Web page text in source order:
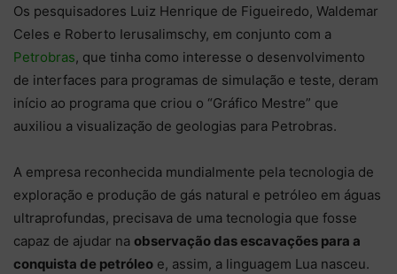
Os pesquisadores Luiz Henrique de Figueiredo, Waldemar
Celes e Roberto Ierusalimschy, em conjunto com a
Petrobras, que tinha como interesse o desenvolvimento
de interfaces para programas de simulação e teste, deram
início ao programa que criou o “Gráfico Mestre” que
auxiliou a visualização de geologias para Petrobras.
A empresa reconhecida mundialmente pela tecnologia de
exploração e produção de gás natural e petróleo em águas
ultraprofundas, precisava de uma tecnologia que fosse
capaz de ajudar na observação das escavações para a
conquista de petróleo e, assim, a linguagem Lua nasceu.